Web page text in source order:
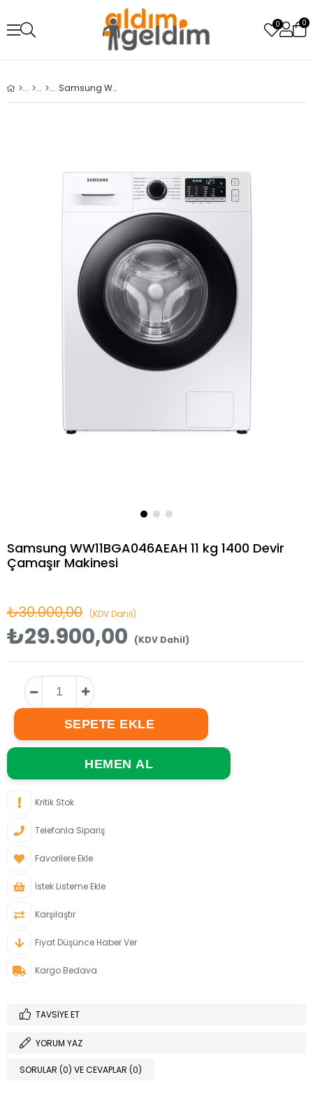
0 0
Samsung WW11BGA046AEAH 11 kg 1400 Devir Çamaşır Makinesi
Samsung WW11BGA046AEAH 11 kg 1400 Devir
Çamaşır Makinesi
₺30.000,00 (KDV Dahil)
₺29.900,00 (KDV Dahil)
Kritik Stok
Telefonla Sipariş
Favorilere Ekle
İstek Listeme Ekle
Karşılaştır
Fiyat Düşünce Haber Ver
Kargo Bedava
TAVSIYE ET
YORUM YAZ
SORULAR (0) VE CEVAPLAR (0)